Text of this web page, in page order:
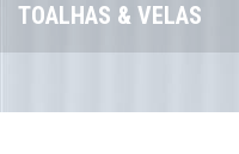
TOALHAS & VELAS